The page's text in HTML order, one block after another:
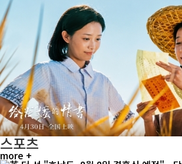
스포츠
more +